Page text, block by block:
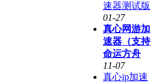
速器测试版
01-27
真心网游加
速器（支持
命运方舟
11-07
真心ip加速